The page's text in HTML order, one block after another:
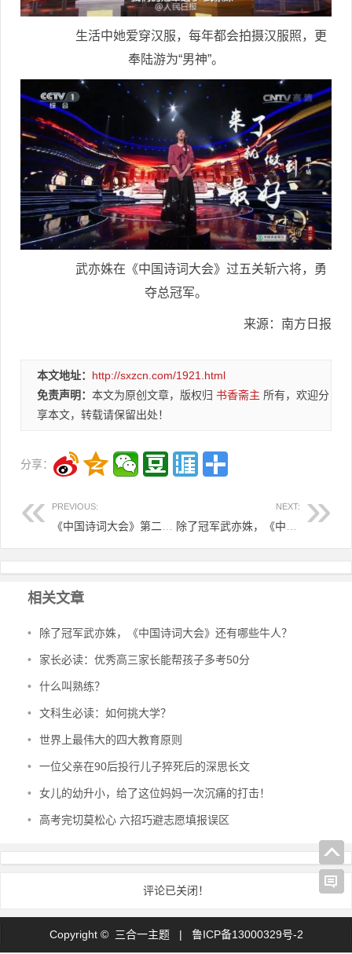
生活中她爱穿汉服，每年都会拍摄汉服照，更
奉陆游为“男神”。
武亦姝在《中国诗词大会》过五关斩六将，勇
夺总冠军。
来源：南方日报
本文地址： http://sxzcn.com/1921.html
免责声明： 本文为原创文章，版权归 书香斋主 所有，欢迎分
享本文，转载请保留出处！
分享：
PREVIOUS: NEXT:
相关文章
• 除了冠军武亦姝，《中国诗词大会》还有哪些牛人？
• 家长必读：优秀高三家长能帮孩子多考50分
• 什么叫熟练？
• 文科生必读：如何挑大学？
• 世界上最伟大的四大教育原则
• 一位父亲在90后投行儿子猝死后的深思长文
• 女儿的幼升小，给了这位妈妈一次沉痛的打击！
• 高考完切莫松心 六招巧避志愿填报误区
评论已关闭！
Copyright © 三合一主题 | 鲁ICP备13000329号-2